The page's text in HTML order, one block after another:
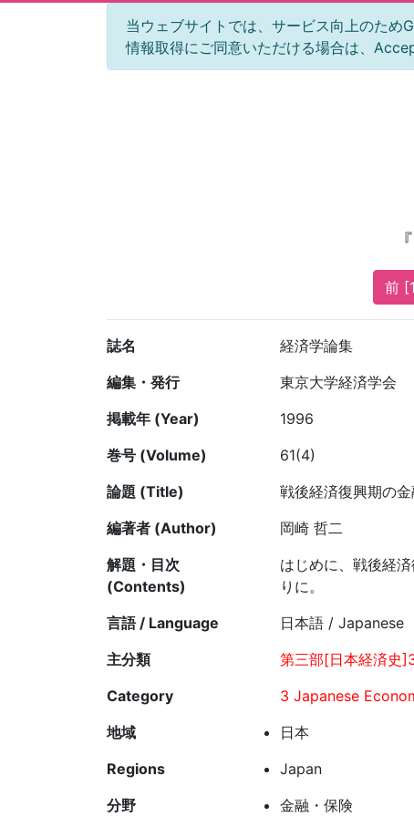
当ウェブサイトでは、サービス向上のた
情報取得にご同意いただける場合は、
前
誌名
経済学論集
編集・発行
東京大学経済学会
掲載年 (Year)
1996
巻号 (Volume)
61(4)
論題 (Title)
戦後経済復興期の
編著者 (Author)
岡崎 哲二
解題・目次
(Contents)
はじめに、戦後経
りに。
言語 / Language
日本語 / Japanese
主分類
第三部[日本経済史
Category
3 Japanese
地域
日本
Regions
Japan
分野
金融・保険